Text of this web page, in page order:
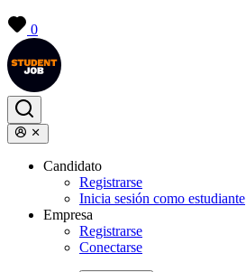
0
Candidato
Registrarse
Inicia sesión como estudiante
Empresa
Registrarse
Conectarse